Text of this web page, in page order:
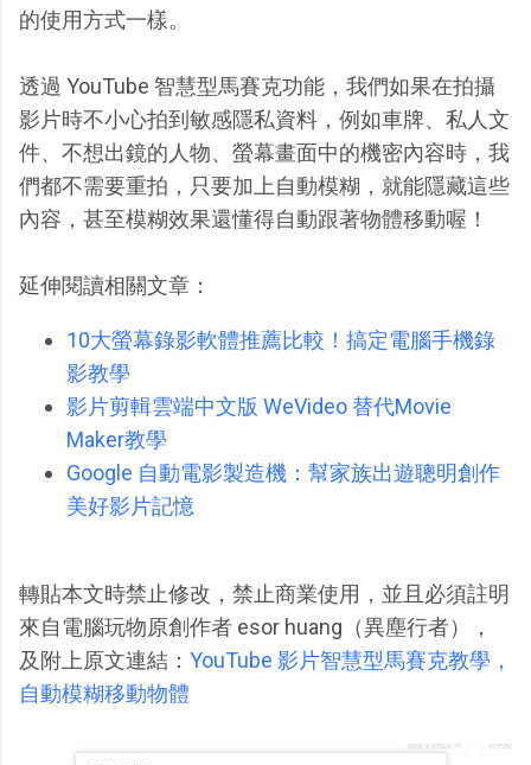
的使用方式一樣。
透過 YouTube 智慧型馬賽克功能，我們如果在拍攝
影片時不小心拍到敏感隱私資料，例如車牌、私人文
件、不想出鏡的人物、螢幕畫面中的機密內容時，我
們都不需要重拍，只要加上自動模糊，就能隱藏這些
內容，甚至模糊效果還懂得自動跟著物體移動喔！
延伸閱讀相關文章：
10大螢幕錄影軟體推薦比較！搞定電腦手機錄
影教學
影片剪輯雲端中文版 WeVideo 替代Movie
Maker教學
Google 自動電影製造機：幫家族出遊聰明創作
美好影片記憶
轉貼本文時禁止修改，禁止商業使用，並且必須註明
來自電腦玩物原創作者 esor huang（異塵行者），
及附上原文連結： YouTube 影片智慧型馬賽克教學，
自動模糊移動物體